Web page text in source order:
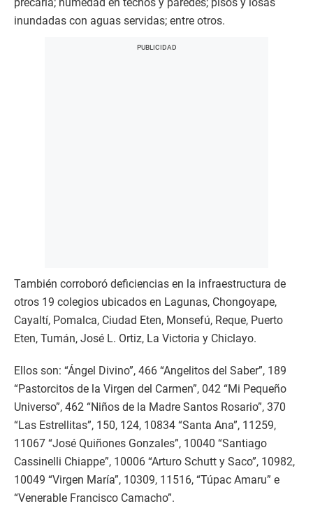
inundadas con aguas servidas; entre otros.
También corroboró deficiencias en la infraestructura de
otros 19 colegios ubicados en Lagunas, Chongoyape,
Cayaltí, Pomalca, Ciudad Eten, Monsefú, Reque, Puerto
Eten, Tumán, José L. Ortiz, La Victoria y Chiclayo.
Ellos son: “Ángel Divino”, 466 “Angelitos del Saber”, 189
“Pastorcitos de la Virgen del Carmen”, 042 “Mi Pequeño
Universo”, 462 “Niños de la Madre Santos Rosario”, 370
“Las Estrellitas”, 150, 124, 10834 “Santa Ana”, 11259,
11067 “José Quiñones Gonzales”, 10040 “Santiago
Cassinelli Chiappe”, 10006 “Arturo Schutt y Saco”, 10982,
10049 “Virgen María”, 10309, 11516, “Túpac Amaru” e
“Venerable Francisco Camacho”.